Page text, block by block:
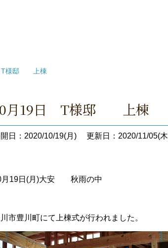
T様邸 上棟
月19日 T様邸 上棟
日：2020/10/19(月) 更新日：2020/11/05(
月19日(月)大安 秋雨の中
市豊川町にて上棟式が行われました。